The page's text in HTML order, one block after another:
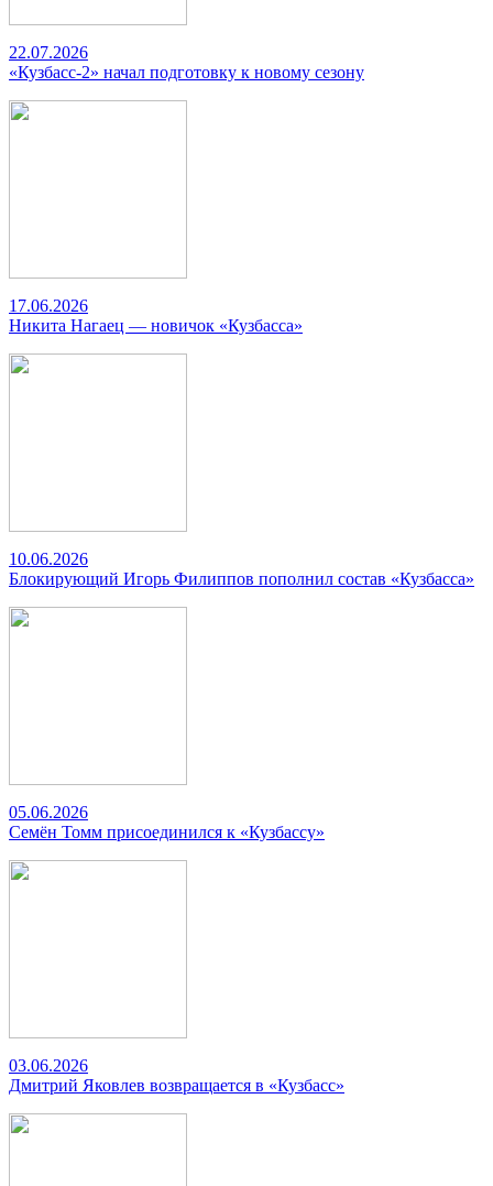
22.07.2026
«Кузбасс-2» начал подготовку к новому сезону
17.06.2026
Никита Нагаец — новичок «Кузбасса»
10.06.2026
Блокирующий Игорь Филиппов пополнил состав «Кузбасса»
05.06.2026
Семён Томм присоединился к «Кузбассу»
03.06.2026
Дмитрий Яковлев возвращается в «Кузбасс»